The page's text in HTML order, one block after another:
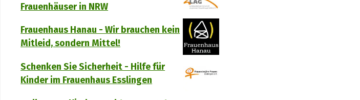
Frauenhäuser in NRW
Frauenhaus Hanau - Wir brauchen kein
Mitleid, sondern Mittel!
Schenken Sie Sicherheit - Hilfe für
Kinder im Frauenhaus Esslingen